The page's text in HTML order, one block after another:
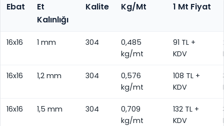
Ebat
Et
Kalınlığı
Kalite Kg/Mt 1 Mt Fiyat
16x16 1 mm 304
0,485
kg/mt
91 TL +
KDV
16x16 1,2 mm 304
0,576
kg/mt
108 TL +
KDV
16x16 1,5 mm 304
0,709
kg/mt
132 TL +
KDV